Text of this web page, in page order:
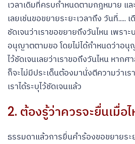
เวลาเดิมที่ครบกำหนดตามกฎหมาย แล
เลยเช่นขอขยายระยะเวลาถึง วันที่…..
ชัดเจนว่าเราขอขยายถึงวันไหน เพรา
อนุญาตตามขอ โดยไม่ได้กำหนดว่าอนุ
ไว้ชัดเจนเลยว่าเราขอถึงวันไหน หาก
ก็จะไม่มีประเด็นต้องมานั่งตีความว่าเร
เราได้ระบุไว้ชัดเจนแล้ว
2. ต้องรู้ว่าควรจะยื่นเมื่อ
ธรรมดาแล้วการยื่นคำร้องขอขยายระ